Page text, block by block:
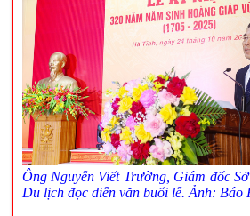
Ông Nguyễn Viết Trường, Giám đốc
Du lịch đọc diễn văn buổi lễ. Ảnh: Báo